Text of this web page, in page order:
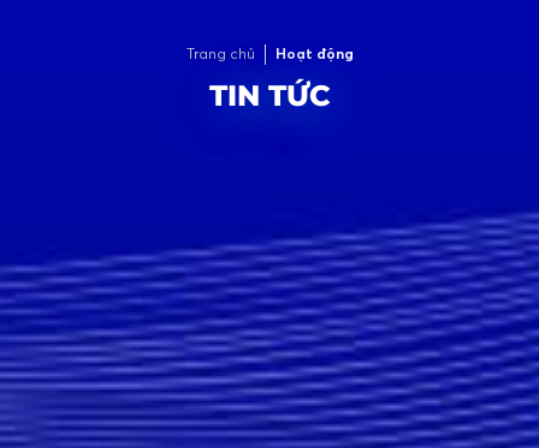
Trang chủ Hoạt động
TIN TỨC